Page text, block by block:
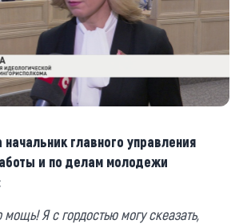
главного управления
и по делам молодежи
Я с гордостью могу скеазать,